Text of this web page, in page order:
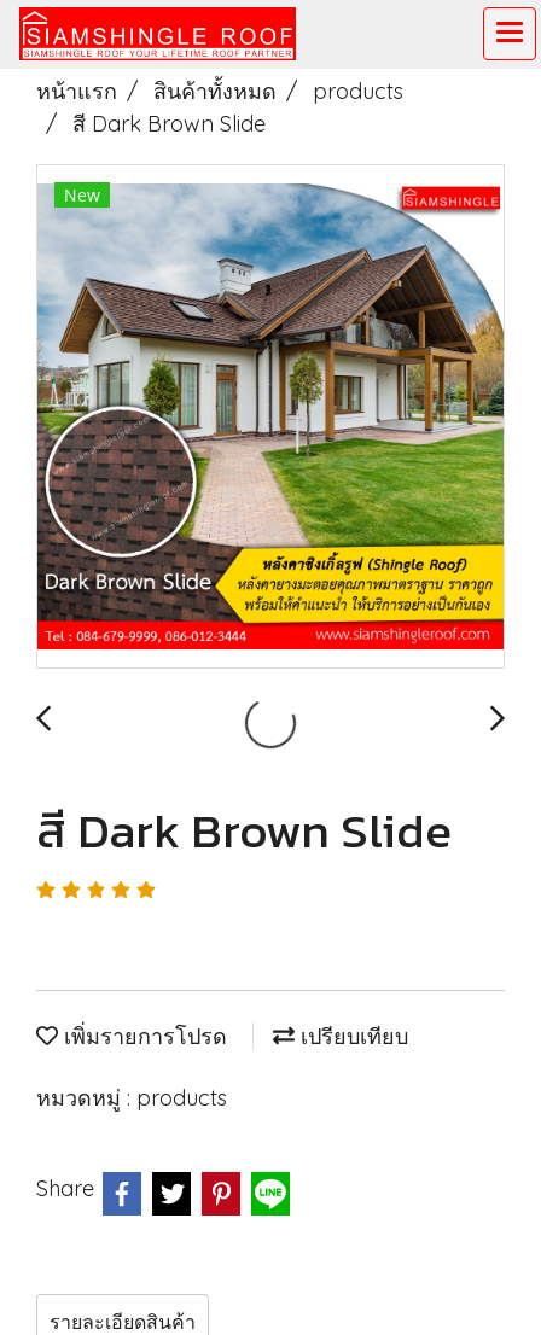
หน้าแรก สินค้าทั้งหมด
products
สี Dark Brown Slide
New
สี Dark Brown Slide
เพิ่มรายการโปรด เปรียบเทียบ
หมวดหมู่ : products
Share
รายละเอียดสินค้า